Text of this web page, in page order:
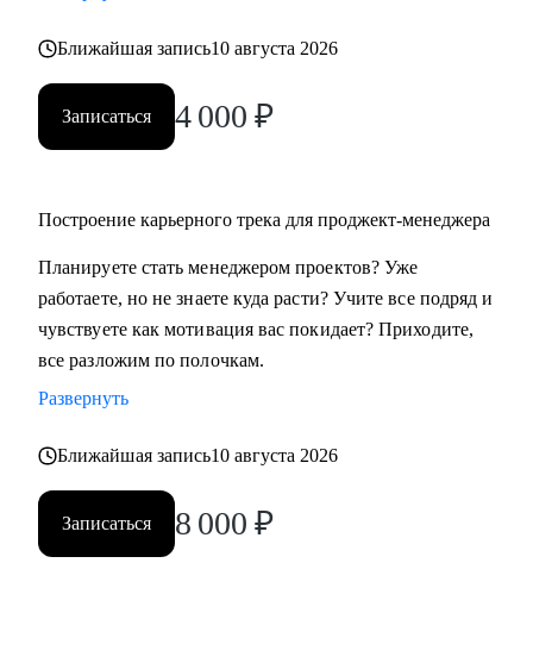
Ближайшая запись10 августа 2026
Записаться 4 000 ₽
Построение карьерного трека для проджект-менеджера
Планируете стать менеджером проектов? Уже
работаете, но не знаете куда расти? Учите все подряд и
чувствуете как мотивация вас покидает? Приходите,
все разложим по полочкам.
Развернуть
Ближайшая запись10 августа 2026
Записаться 8 000 ₽